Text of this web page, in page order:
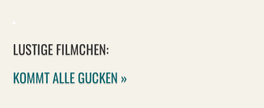
LUSTIGE FILMCHEN:
KOMMT ALLE GUCKEN »